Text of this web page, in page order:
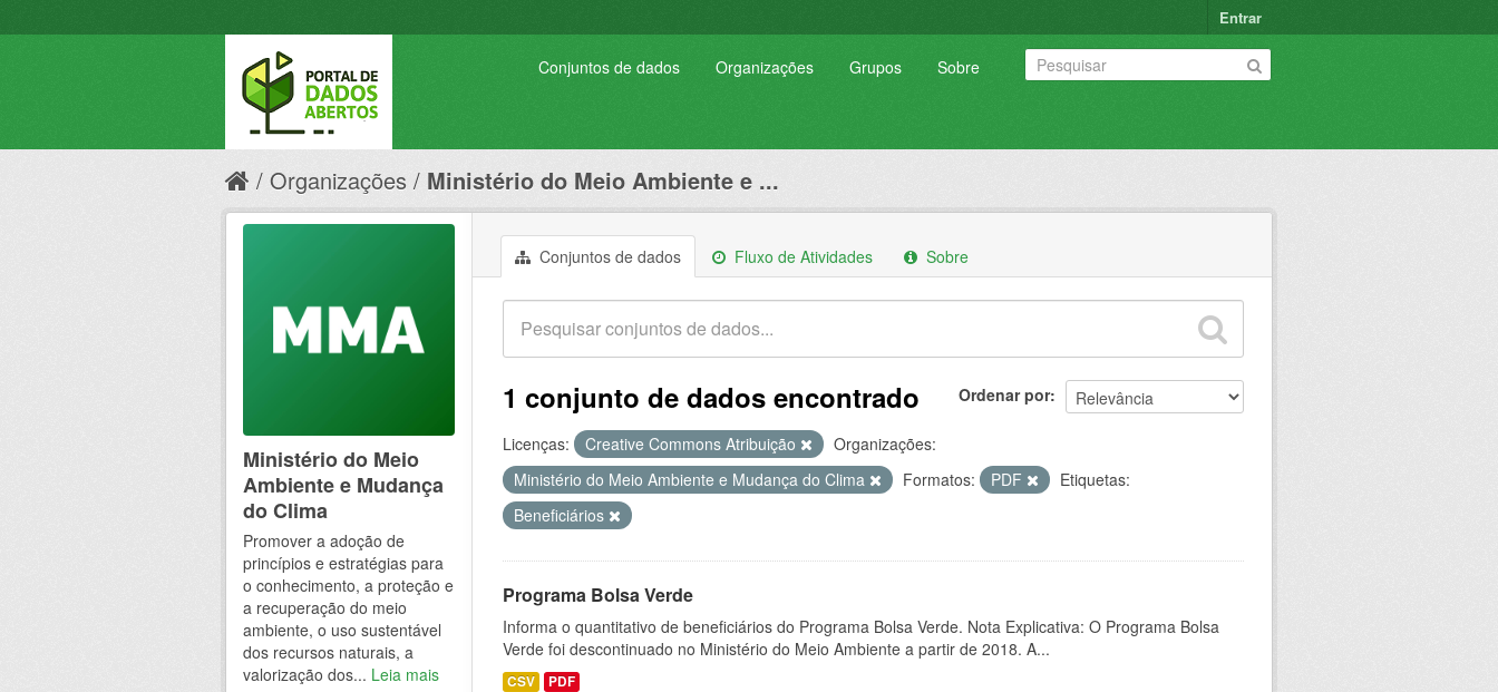
Entrar
Conjuntos de dados Organizações Grupos Sobre
Organizações Ministério do Meio Ambiente e ...
Conjuntos de dados Fluxo de Atividades Sobre
Ordenar por
1 conjunto de dados encontrado
Licenças: Creative Commons Atribuição
Organizações:
Ministério do Meio Ambiente e Mudança do Clima
Formatos: PDF
Etiquetas:
Beneficiários
Programa Bolsa Verde
Informa o quantitativo de beneficiários do Programa Bolsa Verde. Nota Explicativa: O Programa Bolsa
Verde foi descontinuado no Ministério do Meio Ambiente a partir de 2018. A...
CSV PDF
Ministério do Meio
Ambiente e Mudança
do Clima
Promover a adoção de
princípios e estratégias para
o conhecimento, a proteção e
a recuperação do meio
ambiente, o uso sustentável
dos recursos naturais, a
valorização dos... Leia mais